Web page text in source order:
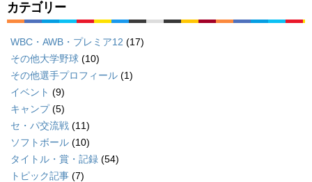
カテゴリー
WBC・AWB・プレミア12 (17)
その他大学野球 (10)
その他選手プロフィール (1)
イベント (9)
キャンプ(5)
セ・パ交流戦 (11)
ソフトボール (10)
タイトル・賞・記録 (54)
トピック記事 (7)